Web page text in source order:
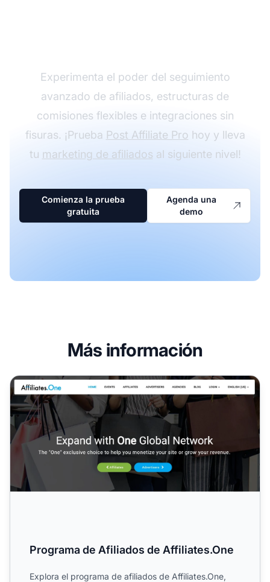
Experimenta el poder del seguimiento
avanzado de afiliados, estructuras de
comisiones flexibles e integraciones sin
fisuras. ¡Prueba Post Affiliate Pro hoy y lleva
tu marketing de afiliados al siguiente nivel!
Comienza la prueba
gratuita
Agenda una
demo
Más información
Programa de Afiliados de Affiliates.One
Programa de Afiliados de Affiliates.One
Explora el programa de afiliados de Affiliates.One,